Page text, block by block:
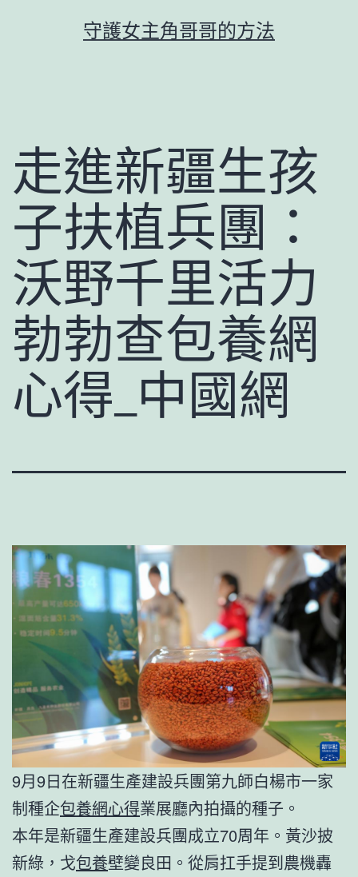
守護女主角哥哥的方法
走進新疆生孩
子扶植兵團：
沃野千里活力
勃勃查包養網
心得_中國網
9月9日在新疆生產建設兵團第九師白楊市一家
制種企包養網心得業展廳內拍攝的種子。
本年是新疆生產建設兵團成立70周年。黃沙披
新綠，戈包養壁變良田。從肩扛手提到農機轟